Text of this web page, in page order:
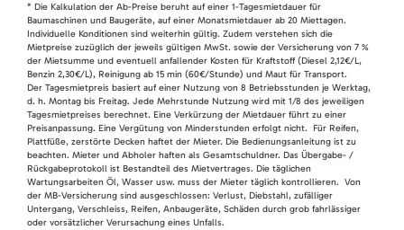
* Die Kalkulation der Ab-Preise beruht auf einer 1-Tagesmietdauer für
Baumaschinen und Baugeräte, auf einer Monatsmietdauer ab 20 Miettagen.
Individuelle Konditionen sind weiterhin gültig. Zudem verstehen sich die
Mietpreise zuzüglich der jeweils gültigen MwSt. sowie der Versicherung von 7 %
der Mietsumme und eventuell anfallender Kosten für Kraftstoff (Diesel 2,12€/L,
Benzin 2,30€/L), Reinigung ab 15 min (60€/Stunde) und Maut für Transport.
Der Tagesmietpreis basiert auf einer Nutzung von 8 Betriebsstunden je Werktag,
d. h. Montag bis Freitag. Jede Mehrstunde Nutzung wird mit 1/8 des jeweiligen
Tagesmietpreises berechnet. Eine Verkürzung der Mietdauer führt zu einer
Preisanpassung. Eine Vergütung von Minderstunden erfolgt nicht. Für Reifen,
Plattfüße, zerstörte Decken haftet der Mieter. Die Bedienungsanleitung ist zu
beachten. Mieter und Abholer haften als Gesamtschuldner. Das Übergabe- /
Rückgabeprotokoll ist Bestandteil des Mietvertrages. Die täglichen
Wartungsarbeiten Öl, Wasser usw. muss der Mieter täglich kontrollieren. Von
der MB-Versicherung sind ausgeschlossen: Verlust, Diebstahl, zufälliger
Untergang, Verschleiss, Reifen, Anbaugeräte, Schäden durch grob fahrlässiger
oder vorsätzlicher Verursachung eines Unfalls.